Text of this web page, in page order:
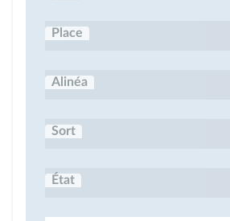
Place
Alinéa
Sort
État